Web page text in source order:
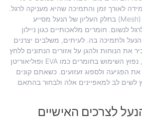
לאורך זמן והתמיכה שהיא מעניקה לרגל.
לדוגמה, שימוש בבד רשת (Mesh) בחלק העליון של הנעל מסייע
לנשום. חומרים מלאכותיים כגון ניילון
ולתמיכה בה. לעיתים, משלבים יצרנים
את הנוחות ולהגן על אזורים הנתונים ללחץ
מוגבר. בכל הנוגע לסוליות, נפוץ השימוש בחומרים כמו EVA ופוליאוריטן
הפגיעה ולספוג זעזועים. כשאתם קונים
לשים לב למאפיינים אלה ולבחור בהתאם
לצרכים האישיים